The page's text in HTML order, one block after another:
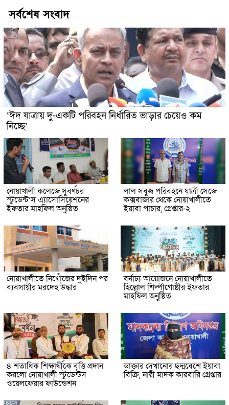
সর্বশেষ সংবাদ
‘ঈদ যাত্রায় দু-একটি পরিবহন নির্ধারিত ভাড়ার চেয়েও কম
নিচ্ছে’
নোয়াখালী কলেজে সুবর্ণচর
স্টুডেন্ট’স এ্যাসোসিয়েশনের
ইফতার মাহফিল অনুষ্ঠিত
লাল সবুজ পরিবহনে যাত্রী সেজে
কক্সবাজার থেকে নোয়াখালীতে
ইয়াবা পাচার, গ্রেপ্তার-২
নোয়াখালীতে নিখোঁজের দুইদিন পর
ব্যবসায়ীর মরদেহ উদ্ধার
বর্নাঢ্য আয়োজনে নোয়াখালীতে
হিল্লোল শিল্পীগোষ্ঠীর ইফতার
মাহফিল অনুষ্ঠিত
৪ শতাধিক শিক্ষার্থীকে বৃত্তি প্রদান
করলো নোয়াখালী স্টুডেন্টস
ওয়েলফেয়ার ফাউন্ডেশন
ডাক্তার দেখানোর ছদ্মবেশে ইয়াবা
বিক্রি, নারী মাদক কারবারি গ্রেপ্তার